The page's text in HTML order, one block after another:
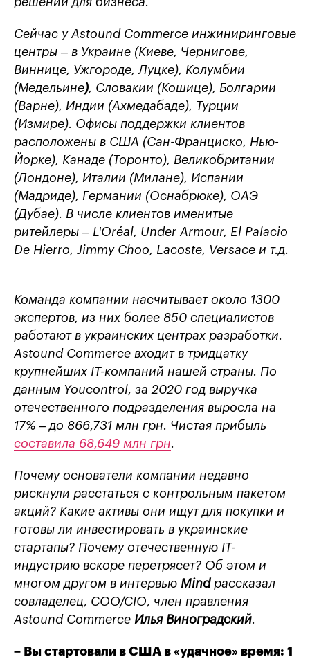
Сейчас у Astound Commerce инжиниринговые
центры – в Украине (Киеве, Чернигове,
Виннице, Ужгороде, Луцке), Колумбии
(Медельине), Словакии (Кошице), Болгарии
(Варне), Индии (Ахмедабаде), Турции
(Измире). Офисы поддержки клиентов
расположены в США (Сан-Франциско, Нью-
Йорке), Канаде (Торонто), Великобритании
(Лондоне), Италии (Милане), Испании
(Мадриде), Германии (Оснабрюке), ОАЭ
(Дубае). В числе клиентов именитые
ритейлеры – L'Oréal, Under Armour, El Palacio
De Hierro, Jimmy Choo, Lacoste, Versace и т.д.
Команда компании насчитывает около 1300
экспертов, из них более 850 специалистов
работают в украинских центрах разработки.
Astound Commerce входит в тридцатку
крупнейших IT-компаний нашей страны. По
данным Youcontrol, за 2020 год выручка
отечественного подразделения выросла на
17% – до 866,731 млн грн. Чистая прибыль
составила 68,649 млн грн.
Почему основатели компании недавно
рискнули расстаться с контрольным пакетом
акций? Какие активы они ищут для покупки и
готовы ли инвестировать в украинские
стартапы? Почему отечественную IT-
индустрию вскоре перетрясет? Об этом и
многом другом в интервью Mindрассказал
совладелец, COO/CIO, член правления
Astound Commerce Илья Виноградский.
– Вы стартовали в США в «удачное» время: 1